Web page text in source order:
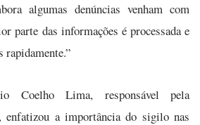
algumas denúncias venham com
parte das informações é processada e
rapidamente.”
Coelho Lima, responsável pela
enfatizou a importância do sigilo nas